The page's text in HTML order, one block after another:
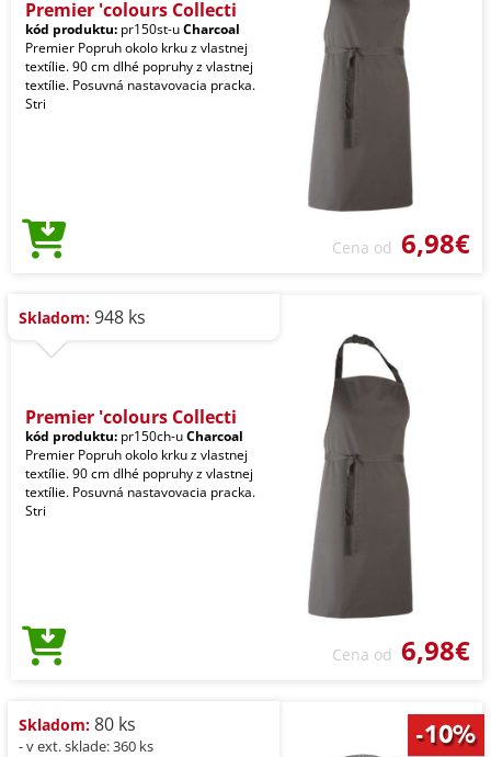
Premier 'colours Collecti
kód produktu: pr150st-uCharcoal
Premier Popruh okolo krku z vlastnej
textílie. 90 cm dlhé popruhy z vlastnej
textílie. Posuvná nastavovacia pracka.
Stri
Cena od 6,98€
Skladom: 948 ks
Premier 'colours Collecti
kód produktu: pr150ch-uCharcoal
Premier Popruh okolo krku z vlastnej
textílie. 90 cm dlhé popruhy z vlastnej
textílie. Posuvná nastavovacia pracka.
Stri
Cena od 6,98€
Skladom: 80 ks
- v ext. sklade: 360 ks